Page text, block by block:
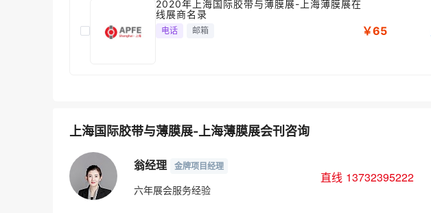
2020年上海国际胶带与薄膜展-上海薄膜展在
线展商名录
电话 邮箱 ￥65
上海国际胶带与薄膜展-上海薄膜展会刊咨询
翁经理 金牌项目经理
六年展会服务经验
直线 13732395222